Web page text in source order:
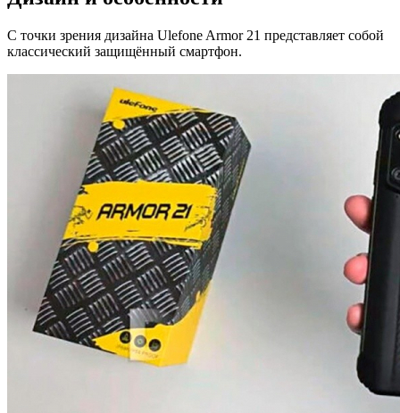
С точки зрения дизайна Ulefone Armor 21 представляет собой
классический защищённый смартфон.